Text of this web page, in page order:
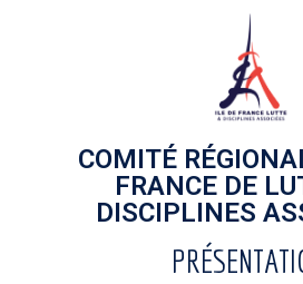
COMITÉ
FRANCE DE
DISCIPLINES